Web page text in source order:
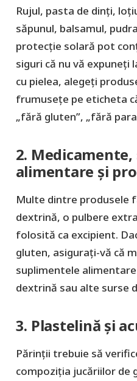
Rujul, pasta de dinți,
săpunul, balsamul,
protecție solară pot
siguri că nu vă expuneți
cu pielea, alegeți
frumusețe pe eticheta
„fără gluten”, „fără
2.
alimentare și
Multe dintre produsele
dextrină, o pulbere
folosită ca excipient.
gluten, asigurați-vă că
suplimentele
dextrină sau alte surse
3. Plastelină și
Părinții trebuie să
compoziția jucăriilor de